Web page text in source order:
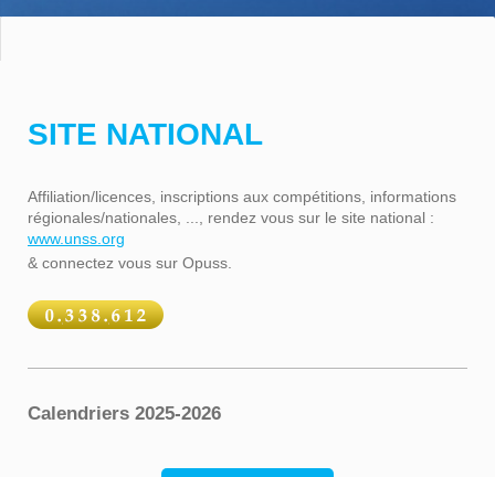
SITE NATIONAL
Affiliation/licences, inscriptions aux compétitions, informations
régionales/nationales, ..., rendez vous sur le site national :
www.unss.org
& connectez vous sur Opuss.
Calendriers 2025-2026